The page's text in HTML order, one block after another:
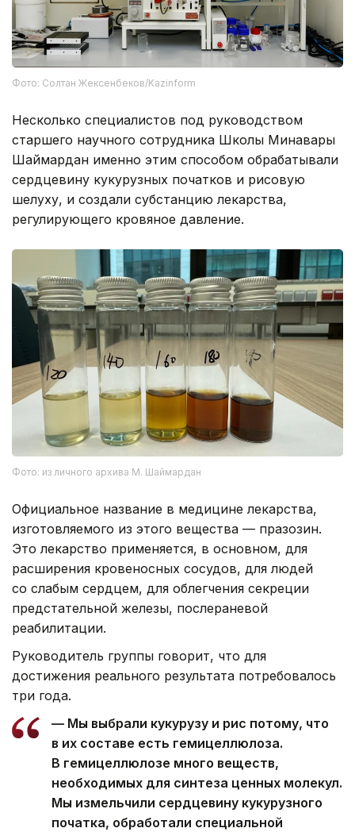
Фото: Солтан Жексенбеков/Kazinform
Несколько специалистов под руководством
старшего научного сотрудника Школы Минавары
Шаймардан именно этим способом обрабатывали
сердцевину кукурузных початков и рисовую
шелуху, и создали субстанцию лекарства,
регулирующего кровяное давление.
Фото: из личного архива М. Шаймардан
Официальное название в медицине лекарства,
изготовляемого из этого вещества — празозин.
Это лекарство применяется, в основном, для
расширения кровеносных сосудов, для людей
со слабым сердцем, для облегчения секреции
предстательной железы, послераневой
реабилитации.
Руководитель группы говорит, что для
достижения реального результата потребовалось
три года.
— Мы выбрали кукурузу и рис потому, что
в их составе есть гемицеллюлоза.
В гемицеллюлозе много веществ,
необходимых для синтеза ценных молекул.
Мы измельчили сердцевину кукурузного
початка, обработали специальной